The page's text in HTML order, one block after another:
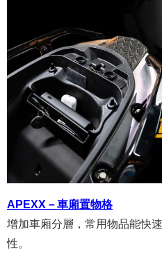
APEXX－車廂置物格
增加車廂分層，常用物品能快
性。